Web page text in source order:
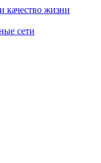
качество жизни
сети